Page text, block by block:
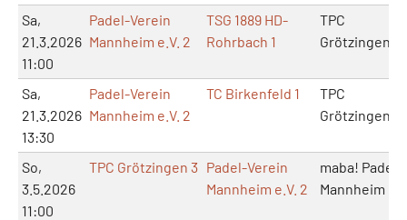
Sa,
21.3.2026
11:00
Padel-Verein
Mannheim e.V. 2
TSG 1889 HD-
Rohrbach 1
TPC
Grötzingen
Sa,
21.3.2026
13:30
Padel-Verein
Mannheim e.V. 2
TC Birkenfeld 1
TPC
Grötzingen
So,
3.5.2026
11:00
TPC Grötzingen 3 Padel-Verein
Mannheim e.V. 2
maba! Padel
Mannheim